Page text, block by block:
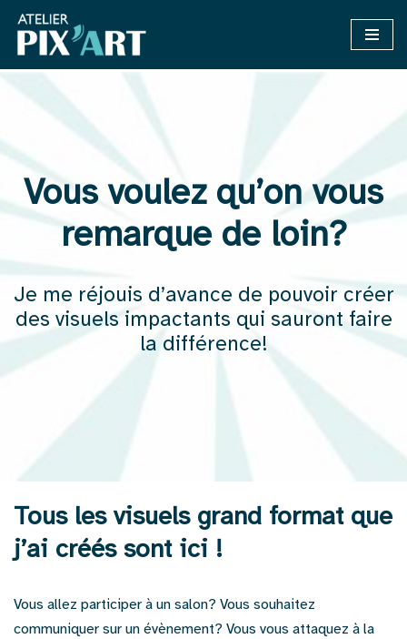
Aller
au
contenu
Vous voulez qu’on vous
remarque de loin?
Je me réjouis d’avance de pouvoir créer
des visuels impactants qui sauront faire
la différence!
Tous les visuels grand format que
j’ai créés sont ici !
Vous allez participer à un salon? Vous souhaitez
communiquer sur un évènement? Vous vous attaquez à la